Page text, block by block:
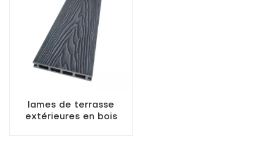
lames de terrasse
extérieures en bois